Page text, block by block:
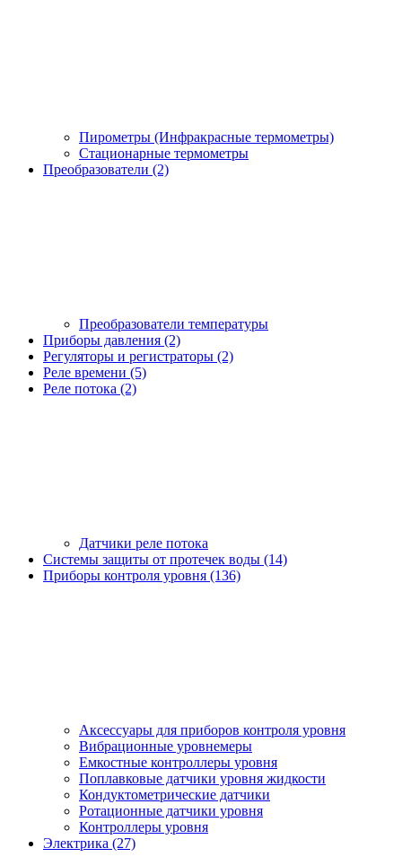
Пирометры (Инфракрасные термометры)
Стационарные термометры
Преобразователи (2)
Преобразователи температуры
Приборы давления (2)
Регуляторы и регистраторы (2)
Реле времени (5)
Реле потока (2)
Датчики реле потока
Системы защиты от протечек воды (14)
Приборы контроля уровня (136)
Аксессуары для приборов контроля уровня
Вибрационные уровнемеры
Емкостные контроллеры уровня
Поплавковые датчики уровня жидкости
Кондуктометрические датчики
Ротационные датчики уровня
Контроллеры уровня
Электрика (27)